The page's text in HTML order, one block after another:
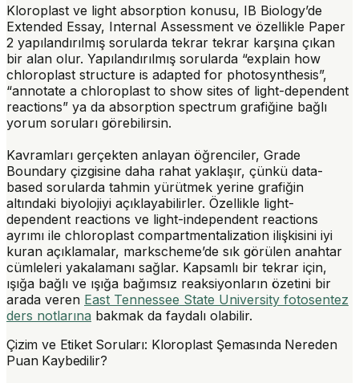
Kloroplast ve light absorption konusu, IB Biology’de
Extended Essay, Internal Assessment ve özellikle Paper
2 yapılandırılmış sorularda tekrar tekrar karşına çıkan
bir alan olur. Yapılandırılmış sorularda “explain how
chloroplast structure is adapted for photosynthesis”,
“annotate a chloroplast to show sites of light-dependent
reactions” ya da absorption spectrum grafiğine bağlı
yorum soruları görebilirsin.
Kavramları gerçekten anlayan öğrenciler, Grade
Boundary çizgisine daha rahat yaklaşır, çünkü data-
based sorularda tahmin yürütmek yerine grafiğin
altındaki biyolojiyi açıklayabilirler. Özellikle light-
dependent reactions ve light-independent reactions
ayrımı ile chloroplast compartmentalization ilişkisini iyi
kuran açıklamalar, markscheme’de sık görülen anahtar
cümleleri yakalamanı sağlar. Kapsamlı bir tekrar için,
ışığa bağlı ve ışığa bağımsız reaksiyonların özetini bir
arada veren East Tennessee State University fotosentez
ders notlarına bakmak da faydalı olabilir.
Çizim ve Etiket Soruları: Kloroplast Şemasında Nereden
Puan Kaybedilir?